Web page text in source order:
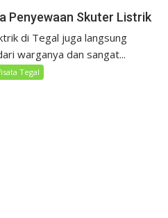
Penyewaan Skuter Listrik
di Tegal juga langsung
warganya dan sangat...
Tegal